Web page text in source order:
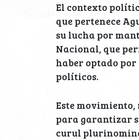
El contexto
que pertenece
su lucha por
Nacional, que
haber optado
políticos.
Este movimiento,
para garantizar
curul